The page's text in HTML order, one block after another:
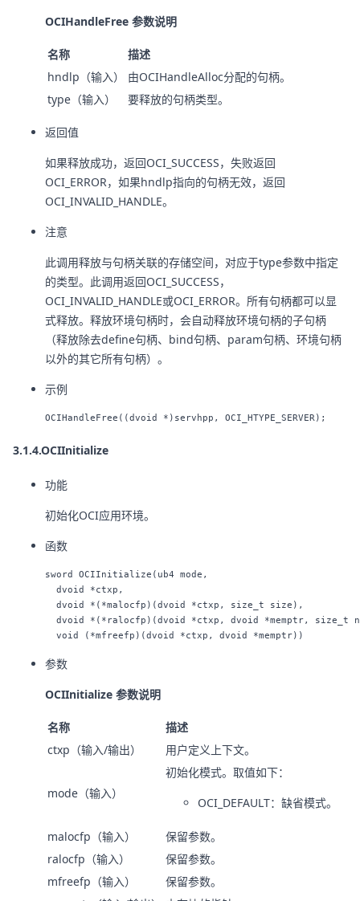
OCIHandleFree 参数说明
名称
描述
hndlp（输入）
由OCIHandleAlloc分配的句柄。
type（输入）
要释放的句柄类型。
返回值
如果释放成功，返回OCI_SUCCESS，失败返回
OCI_ERROR，如果hndlp指向的句柄无效，返回
OCI_INVALID_HANDLE。
注意
此调用释放与句柄关联的存储空间，对应于type参数中指定
的类型。此调用返回OCI_SUCCESS，
OCI_INVALID_HANDLE或OCI_ERROR。所有句柄都可以显
式释放。释放环境句柄时，会自动释放环境句柄的子句柄
（释放除去define句柄、bind句柄、param句柄、环境句柄
以外的其它所有句柄）。
示例
3.1.4.OCIInitialize
功能
初始化OCI应用环境。
函数
sword OCIInitialize(ub4 mode,
  dvoid *ctxp,
  dvoid *(*malocfp)(dvoid *ctxp, size_t size),
dvoid *(*ralocfp)(dvoid *ctxp, dvoid *memptr, size_t
参数
OCIInitialize 参数说明
名称
描述
ctxp（输入/输出）
用户定义上下文。
mode（输入）
初始化模式。取值如下：
OCI_DEFAULT：缺省模式。
malocfp（输入）
保留参数。
ralocfp（输入）
保留参数。
mfreefp（输入）
保留参数。